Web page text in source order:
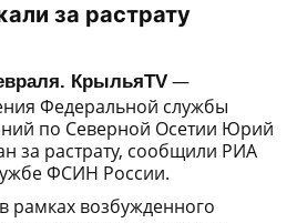
за растрату
КрыльяTV —
Федеральной службы
по Северной Осетии Юрий
за растрату, сообщили РИА
ФСИН России.
рамках возбужденного